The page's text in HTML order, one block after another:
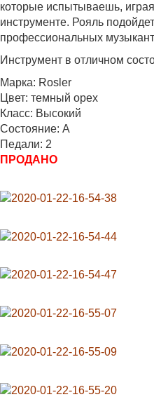
которые испытываешь,
инструменте. Рояль
профессиональных
Инструмент в отличном
Марка: Rosler
Цвет: темный орех
Класс: Высокий
Состояние: A
Педали: 2
ПРОДАНО